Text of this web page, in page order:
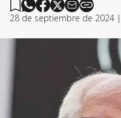
28 de septiembre de 2024